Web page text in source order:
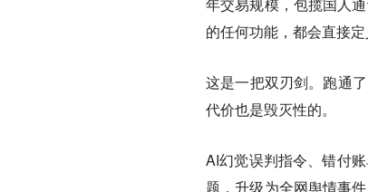
的任何功能，都会直接
这是一把双刃剑。跑通
代价也是毁灭性的。
AI幻觉误判指令、错付
题，升级为全网舆情事